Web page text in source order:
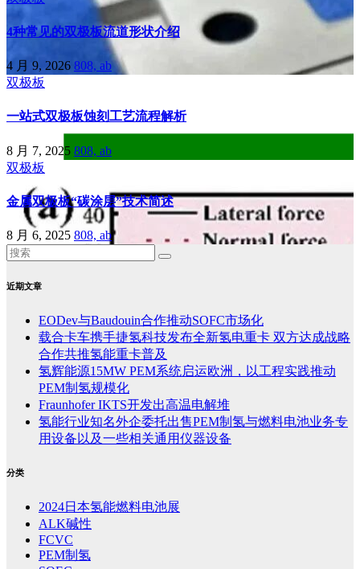
4种常见的双极板流道形状介绍
4 月 9, 2026 808, ab
双极板
一站式双极板蚀刻工艺流程解析
8 月 7, 2025 808, ab
双极板
金属双极板“碳涂层”技术简述
8 月 6, 2025 808, ab
近期文章
EODev与Baudouin合作推动SOFC市场化
载合卡车携手捷氢科技发布全新氢电重卡 双方达成战略
合作共推氢能重卡普及
氢辉能源15MW PEM系统启运欧洲，以工程实践推动
PEM制氢规模化
Fraunhofer IKTS开发出高温电解堆
氢能行业知名外企委托出售PEM制氢与燃料电池业务专
用设备以及一些相关通用仪器设备
分类
2024日本氢能燃料电池展
ALK碱性
FCVC
PEM制氢